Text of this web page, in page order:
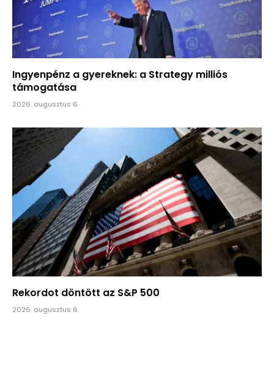
Ingyenpénz a gyereknek: a Strategy milliós
támogatása
2026. augusztus 6.
Rekordot döntött az S&P 500
2026. augusztus 6.